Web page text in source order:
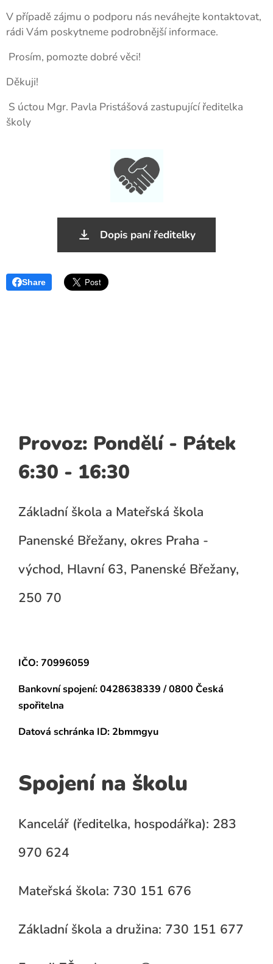
V případě zájmu o podporu nás neváhejte kontaktovat,
rádi Vám poskytneme podrobnější informace.
Prosím, pomozte dobré věci!
Děkuji!
S úctou Mgr. Pavla Pristášová zastupující ředitelka
školy
Dopis paní ředitelky
Share
Provoz: Pondělí - Pátek
6:30 - 16:30
Základní škola a Mateřská škola
Panenské Břežany, okres Praha -
východ, Hlavní 63, Panenské Břežany,
250 70
IČO: 70996059
Bankovní spojení:0428638339 / 0800 Česká
spořitelna
Datová schránka ID: 2bmmgyu
Spojení na školu
Kancelář (ředitelka, hospodářka): 283
970 624
Mateřská škola: 730 151 676
Základní škola a družina: 730 151 677